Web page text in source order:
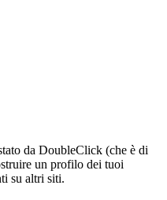
da DoubleClick (che è di
un profilo dei tuoi
su altri siti.